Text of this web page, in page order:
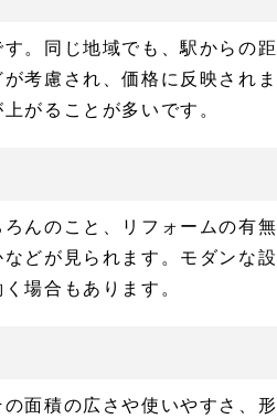
。同じ地域でも、駅からの距
考慮され、価格に反映されま
がることが多いです。
んのこと、リフォームの有無
どが見られます。モダンな設
場合もあります。
面積の広さや使いやすさ、形